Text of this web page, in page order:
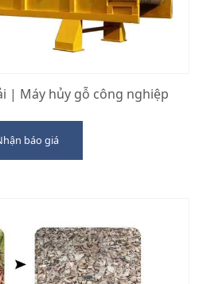
| Máy hủy gỗ công nghiệp
báo giá